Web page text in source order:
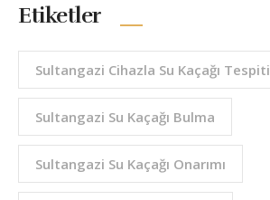
Etiketler
Sultangazi Cihazla Su Kaçağı Tespiti
Sultangazi Su Kaçağı Bulma
Sultangazi Su Kaçağı Onarımı